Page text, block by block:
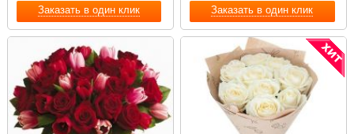
Заказать в один клик Заказать в один клик